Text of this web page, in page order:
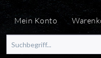
Mein Konto